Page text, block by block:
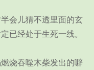
会儿猜不透里面的玄
已经处于生死一线。
烧吞噬木柴发出的噼